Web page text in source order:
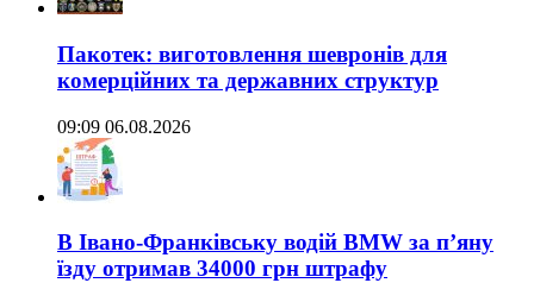
Пакотек: виготовлення шевронів для
комерційних та державних структур
09:09 06.08.2026
В Івано-Франківську водій BMW за п’яну
їзду отримав 34000 грн штрафу